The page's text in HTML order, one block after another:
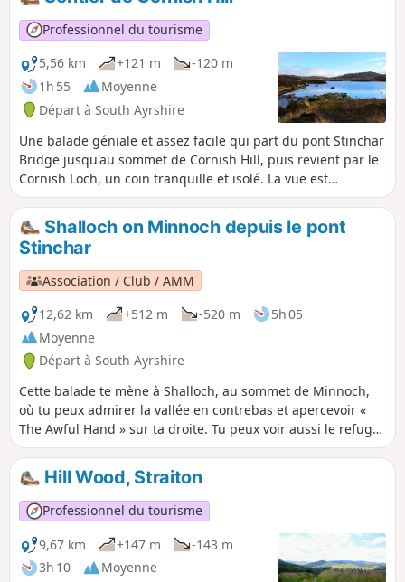
Professionnel du tourisme
5,56 km
+121 m
-120 m
1h 55
Moyenne
Départ à South Ayrshire
Une balade géniale et assez facile qui part du pont Stinchar
Bridge jusqu'au sommet de Cornish Hill, puis revient par le
Cornish Loch, un coin tranquille et isolé. La vue est
incroyable quand il fait beau !
Shalloch on Minnoch depuis le pont
Stinchar
Association / Club / AMM
12,62 km
+512 m -520 m
5h 05
Moyenne
Départ à South Ayrshire
Cette balade te mène à Shalloch, au sommet de Minnoch,
où tu peux admirer la vallée en contrebas et apercevoir «
The Awful Hand » sur ta droite. Tu peux voir aussi le refuge
Tunskeen, les lochs Riecawr et Macaterick en contrebas.
Hill Wood, Straiton
Professionnel du tourisme
9,67 km
+147 m
-143 m
3h 10
Moyenne